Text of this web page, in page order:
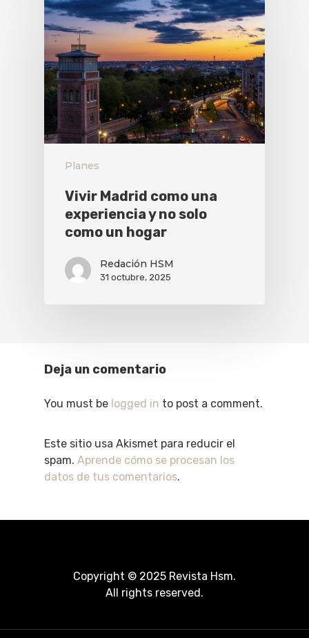
Planes
Vivir Madrid como una
experiencia y no solo
como un hogar
Redación HSM
31 octubre, 2025
Deja un comentario
You must be logged in to post a comment.
Este sitio usa Akismet para reducir el
spam. Aprende cómo se procesan los
datos de tus comentarios.
Copyright © 2025 Revista Hsm.
All rights reserved.